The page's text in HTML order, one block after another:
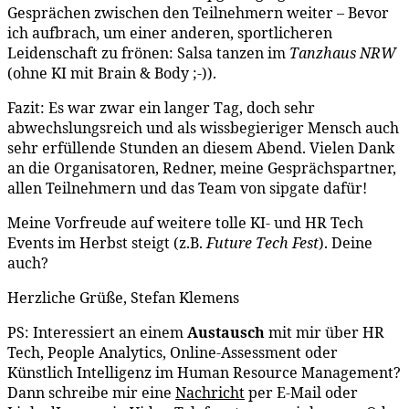
Gesprächen zwischen den Teilnehmern weiter – Bevor
ich aufbrach, um einer anderen, sportlicheren
Leidenschaft zu frönen: Salsa tanzen im Tanzhaus NRW
(ohne KI mit Brain & Body ;-)).
Fazit: Es war zwar ein langer Tag, doch sehr
abwechslungsreich und als wissbegieriger Mensch auch
sehr erfüllende Stunden an diesem Abend. Vielen Dank
an die Organisatoren, Redner, meine Gesprächspartner,
allen Teilnehmern und das Team von sipgate dafür!
Meine Vorfreude auf weitere tolle KI- und HR Tech
Events im Herbst steigt (z.B.Future Tech Fest). Deine
auch?
Herzliche Grüße, Stefan Klemens
PS: Interessiert an einemAustauschmit mir über HR
Tech, People Analytics, Online-Assessment oder
Künstlich Intelligenz im Human Resource Management?
Dann schreibe mir eine Nachrichtper E-Mail oder